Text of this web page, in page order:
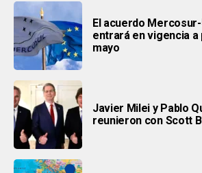
El acuerdo
entrará en vigencia a
mayo
Javier Milei y Pablo
reunieron con Scott